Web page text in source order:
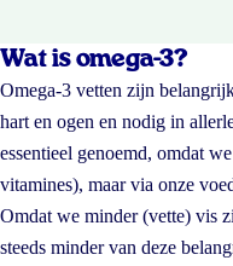
Wat is omega-3?
Omega-3 vetten zijn
hart en ogen en nodig in
essentieel genoemd, omdat
vitamines), maar via onze
Omdat we minder (vette) vis
steeds minder van deze